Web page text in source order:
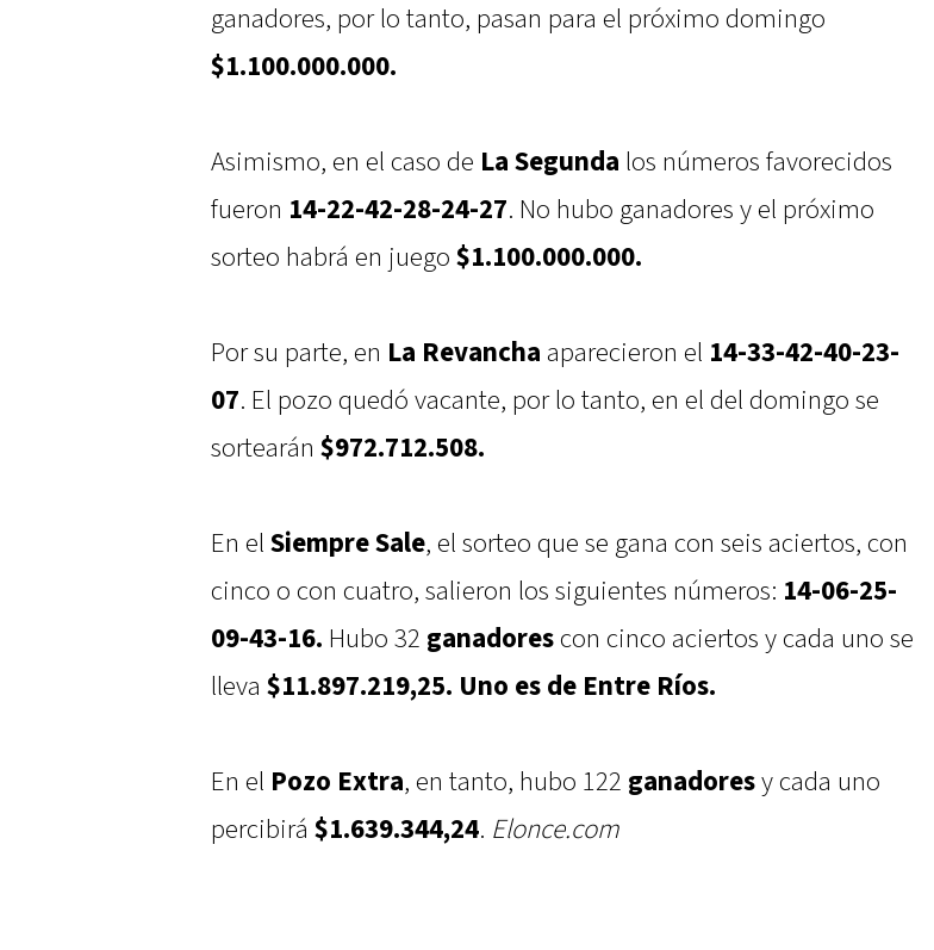
ganadores, por lo tanto, pasan para el próximo domingo
$1.100.000.000.
Asimismo, en el caso de La Segunda los números favorecidos
fueron 14-22-42-28-24-27. No hubo ganadores y el próximo
sorteo habrá en juego $1.100.000.000.
Por su parte, en La Revancha aparecieron el 14-33-42-40-23-
07. El pozo quedó vacante, por lo tanto, en el del domingo se
sortearán $972.712.508.
En el Siempre Sale, el sorteo que se gana con seis aciertos, con
cinco o con cuatro, salieron los siguientes números: 14-06-25-
09-43-16. Hubo 32 ganadorescon cinco aciertos y cada uno se
lleva $11.897.219,25. Uno es de Entre Ríos.
En el Pozo Extra, en tanto, hubo 122 ganadoresy cada uno
percibirá $1.639.344,24. Elonce.com